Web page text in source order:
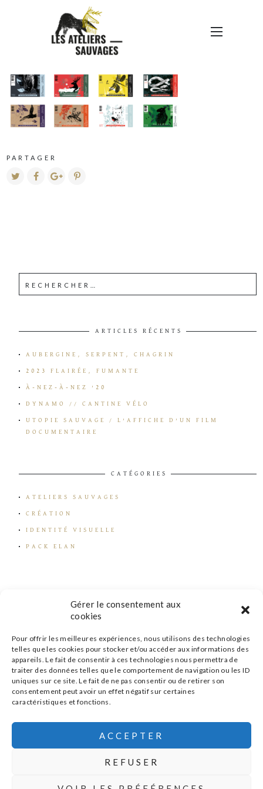
Gérer le consentement aux
cookies
Pour offrir les meilleures expériences, nous utilisons des technologies
telles que les cookies pour stocker et/ou accéder aux informations des
appareils. Le fait de consentir à ces technologies nous permettra de
traiter des données telles que le comportement de navigation ou les ID
uniques sur ce site. Le fait de ne pas consentir ou de retirer son
consentement peut avoir un effet négatif sur certaines
caractéristiques et fonctions.
ACCEPTER
REFUSER
CAPTURE D’ÉCRAN 2022-
11-25 À 15.30.33
PARTAGER
ARTICLES RÉCENTS
AUBERGINE, SERPENT, CHAGRIN
2023 FLAIRÉE, FUMANTE
À-NEZ-À-NEZ ’20
DYNAMO // CANTINE VÉLO
UTOPIE SAUVAGE / L’AFFICHE D’UN FILM
DOCUMENTAIRE
CATÉGORIES
ATELIERS SAUVAGES
CRÉATION
IDENTITÉ VISUELLE
PACK ELAN
s'inscrire à la newsletter
MENTIONS LÉGALES POLITIQUE DE CONFIDENTIALITÉ